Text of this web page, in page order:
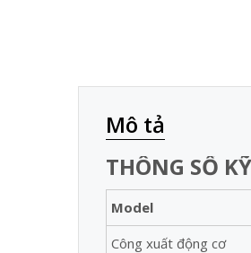
Mô tả
THÔNG SỐ
Model
Công xuất động cơ